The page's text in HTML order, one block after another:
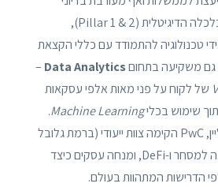
OECD בנוגע למיסוי הכלכלה הדיגיטלית (Pillar 1 & 2),
טכנולוגיה להתמודד עם כללי הקצאת
Data Analytics
–
של לקוח על פני מאות אלפי עסקאות
תוך שימוש בכליMachine Learning
.
ובלוקצ'יין, PwC הקימה צוות ייעודי (ברמת גלובל
וכן בישראל) שנותן מענה למסחר ו-DeFi, ומנחה עסקים כיצד
הדרישות המתהוות בעולם.